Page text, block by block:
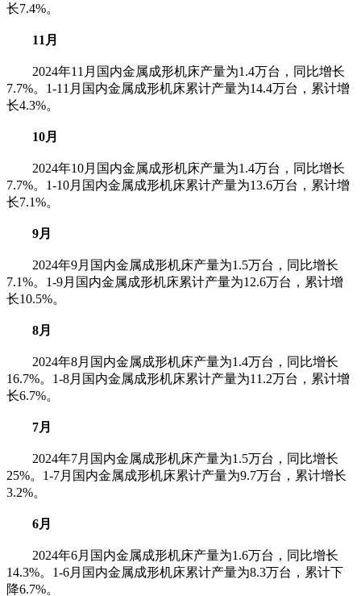
长7.4%。
11月
2024年11月国内金属成形机床产量为1.4万台，同比增长
7.7%。1-11月国内金属成形机床累计产量为14.4万台，累计增
长4.3%。
10月
2024年10月国内金属成形机床产量为1.4万台，同比增长
7.7%。1-10月国内金属成形机床累计产量为13.6万台，累计增
长7.1%。
9月
2024年9月国内金属成形机床产量为1.5万台，同比增长
7.1%。1-9月国内金属成形机床累计产量为12.6万台，累计增
长10.5%。
8月
2024年8月国内金属成形机床产量为1.4万台，同比增长
16.7%。1-8月国内金属成形机床累计产量为11.2万台，累计增
长6.7%。
7月
2024年7月国内金属成形机床产量为1.5万台，同比增长
25%。1-7月国内金属成形机床累计产量为9.7万台，累计增长
3.2%。
6月
2024年6月国内金属成形机床产量为1.6万台，同比增长
14.3%。1-6月国内金属成形机床累计产量为8.3万台，累计下
降6.7%。